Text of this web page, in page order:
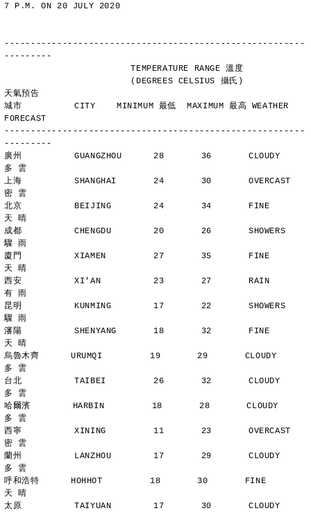
7 P.M. ON 20 JULY 2020
---------------------------------------------------------
---------
                        TEMPERATURE RANGE 溫度
天氣預告
城市          CITY    MINIMUM 最低  MAXIMUM 最高 WEATHER
FORECAST
---------------------------------------------------------
---------
廣州          GUANGZHOU      28       36       CLOUDY
多 雲
上海          SHANGHAI       24       30       OVERCAST
密 雲
北京          BEIJING        24       34       FINE
天 晴
成都          CHENGDU        20       26       SHOWERS
驟 雨
廈門          XIAMEN         27       35       FINE
天 晴
西安          XI'AN          23       27       RAIN
有 雨
昆明          KUNMING        17       22       SHOWERS
驟 雨
瀋陽          SHENYANG       18       32       FINE
天 晴
烏魯木齊      URUMQI         19       29       CLOUDY
多 雲
台北          TAIBEI         26       32       CLOUDY
多 雲
哈爾濱        HARBIN         18       28       CLOUDY
多 雲
西寧          XINING         11       23       OVERCAST
密 雲
蘭州          LANZHOU        17       29       CLOUDY
多 雲
呼和浩特      HOHHOT         18       30       FINE
天 晴
太原          TAIYUAN        17       30       CLOUDY